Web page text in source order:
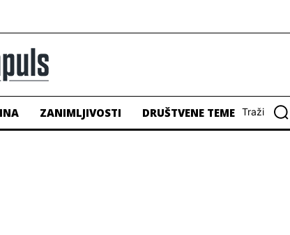
ZANIMLJIVOSTI DRUŠTVENE TEME Traži